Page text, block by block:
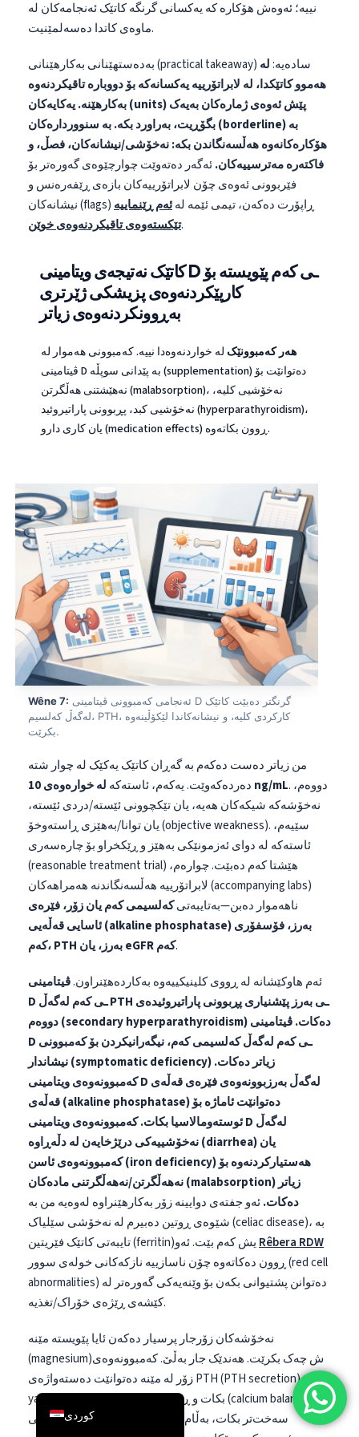
نییە؛ ئەوەش هۆکارە کە یەکسانی گرنگە کاتێک ئەنجامەکان لە
ماوەی کاتدا دەسەلمێنیت.
بەدەستهێنانی بەکارهێنانی (practical takeaway) سادەیە:لە
هەموو کاتێکدا، لە لابراتۆرییە یەکسانەکە بۆ دووبارە تاقیکردنەوە
بەکارهێنە.یەکایەکان (units) پێش ئەوەی ژمارەکان بەیەک
بگۆڕیت، بەراورد بکە.بە سنووردارەکان (borderline) بە
هۆکارەکانەوە هەڵسەنگاندن بکە: نەخۆشی/نیشانەکان، فصڵ، و
فاکتەرە مەترسییەکان.ئەگەر دەتەوێت چوارچێوەی گەورەتر بۆ
فێربوونی ئەوەی چۆن لابراتۆرییەکان بازەی ڕێفەرەنس و
نیشانەکان (flags) ڕاپۆرت دەکەن، تیمی ئێمە لەئەم ڕێنماییە
تێکستەوەی تاقیکردنەوەی خوێن.
کاتێک نەتیجەی ویتامینی D ـی کەم پێویستە بۆ
کارپێکردنەوەی پزیشکی ژێرتری
بەڕوونکردنەوەی زیاتر
هەر کەمبوونێک لە خواردنەوەدا نییە. کەمبوونی هەموار لە
ڤیتامینی D بە پێدانی سوپڵە (supplementation) دەتوانێت بۆ
نەهێشتنی هەڵگرتن (malabsorption)، نەخۆشیی کلیە،
نەخۆشیی کبد، پڕبوونی پاراتیروئید (hyperparathyroidism)،
یان کاری دارو (medication effects) ڕوون بکاتەوە.
Wêne 7:
لەگەڵ کەلسیم، PTH، کارکردی کلیە، و نیشانەکاندا لێکۆڵینەوە
بکرێت.
من زیاتر دەست دەکەم بە گەڕان کاتێک یەکێک لە چوار شتە
دەردەکەوێت. یەکەم، ئاستەکە لە خوارەوەی 10 ng/mL. دووەم،
نەخۆشەکە شیکەکان هەیە، یان تێکچوونی ئێستە/دردی ئێستە،
یان توانا/بەهێزی ڕاستەوخۆ (objective weakness). سێیەم،
ئاستەکە لە دوای ئەزمونێکی بەهێز و ڕێکخراو بۆ چارەسەری
(reasonable treatment trial) هێشتا کەم دەبێت. چوارەم،
لابراتۆرییە هەڵسەنگاندنە هەمراهەکان (accompanying labs)
ناهەموار دەبن—بەتایبەتیکەلسیمی کەم یان زۆر، فێرەی
ئاسایی قەڵەیی (alkaline phosphatase) بەرز، فۆسفۆری
کەم، PTH بەرز، یان eGFR کەم.
ئەم هاوکێشانە لە ڕووی کلینیکییەوە بەکاردەهێنراون.ڤیتامینی
D ـی کەم لەگەڵ PTH ـی بەرز پێشنیاری پڕبوونی پاراتیروئیدەی
دووەم (secondary hyperparathyroidism) دەکات.ڤیتامینی
D ـی کەم لەگەڵ کەلسیمی کەم، نیگەرانیکردن بۆ کەمبوونی
نیشاندار (symptomatic deficiency) زیاتر دەکات.
کەمبوونەوەی ویتامینی D لەگەڵ بەرزبوونەوەی فێرەی قەڵەی
قەڵەی (alkaline phosphatase) دەتوانێت ئاماژە بۆ
ئوستەومالاسیا بکات.کەمبوونەوەی ویتامینی D لەگەڵ
نەخۆشییەکی درێژخایەن لە دڵەڕاوە (diarrhea) یان
کەمبوونەوەی ئاسن (iron deficiency) هەستیارکردنەوە بۆ
نەهەڵگرتن/نەهەڵگرتنی مادەکان (malabsorption) زیاتر
دەکات.ئەو جفتەی دوایینە زۆر بەکارهێنراوە لەوەیە من بە
شێوەی ڕوتین دەبیرم لە نەخۆشی سێلیاک (celiac disease)، بە
Rêbera RDW
ڕوون دەکاتەوە چۆن ناسازییە نازکەکانی خولەی سوور (red cell
abnormalities) دەتوانن پشتیوانی بکەن بۆ وێنەیەکی گەورەتر لە
کێشەی ڕێژەی خۆراک/تغذیە.
نەخۆشەکان زۆرجار پرسیار دەکەن ئایا پێویستە مێنە
(magnesium)ش چەک بکرێت. هەندێک جار بەڵێ. کەمبوونەوەی
زۆر لە مێنە دەتوانێت دەستەواژەی PTH (PTH secretion) کەم
yap بکات و ڕێکخستنی موازینەی کەلسیم (calcium balance)
سەخت‌تر بکات، بەڵام لە زۆربەی کێشە ڕاستەوخۆکانی
كوردی‎
Deutsch
العربية
Français
עִבְרִית
Italiano
Español
Português
Ελληνικά
Türkçe
Română
简体中文
فارسی
Български
Dansk
Nederlands
Bahasa Indonesia
Հայերեն
Íslenska
Српски језик
Svenska
Bosanski
Azərbaycan dili
Čeština
ქართული
Русский
Lietuvių kalba
Polski
한국어
Slovenščina
Magyar
Shqip
اردو
मराठी
తెలుగు
தமிழ்
ಕನ್ನಡ
മലയാളം
Tiếng Việt
Tagalog
ไทย
ဗမာစာ
Kiswahili
አማርኛ
O‘zbekcha